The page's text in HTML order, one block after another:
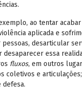
ao tentar acabar
aplicada e
desarticular
desaparecer essa
fluxos, em outros
coletivos e
defesa.